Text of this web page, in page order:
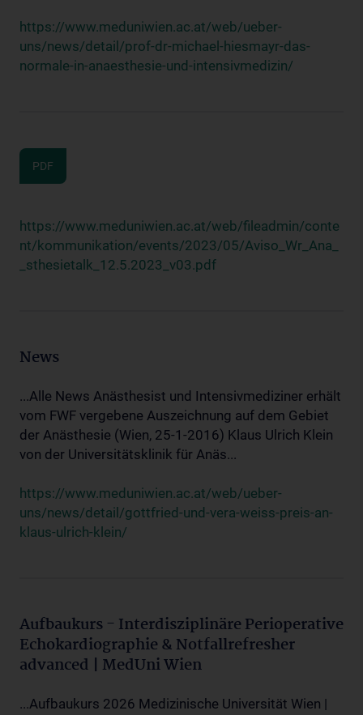
https://www.meduniwien.ac.at/web/ueber-
uns/news/detail/prof-dr-michael-hiesmayr-das-
normale-in-anaesthesie-und-intensivmedizin/
PDF
https://www.meduniwien.ac.at/web/fileadmin/conte
nt/kommunikation/events/2023/05/Aviso_Wr_Ana_
_sthesietalk_12.5.2023_v03.pdf
News
...Alle News Anästhesist und Intensivmediziner erhält
vom FWF vergebene Auszeichnung auf dem Gebiet
der Anästhesie (Wien, 25-1-2016) Klaus Ulrich Klein
von der Universitätsklinik für Anäs...
https://www.meduniwien.ac.at/web/ueber-
uns/news/detail/gottfried-und-vera-weiss-preis-an-
klaus-ulrich-klein/
Aufbaukurs - Interdisziplinäre Perioperative
Echokardiographie & Notfallrefresher
advanced | MedUni Wien
...Aufbaukurs 2026 Medizinische Universität Wien |